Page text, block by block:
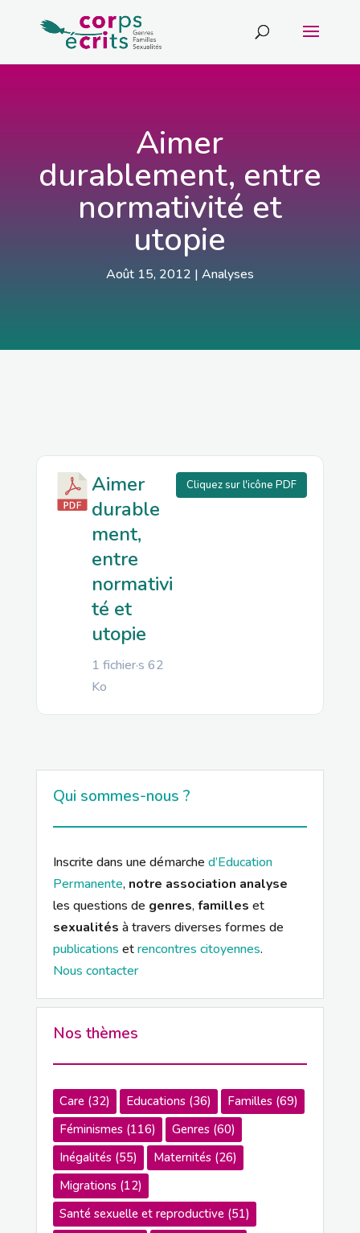
Aimer
durablement, entre
normativité et
utopie
Août 15, 2012 | Analyses
Aimer
durable
ment,
entre
normativi
té et
utopie
1 fichier·s 62
Ko
Cliquez sur l'icône PDF
Qui sommes-nous ?
Inscrite dans une démarche d’Education
Permanente, notre association analyse
les questions de genres,familles et
sexualités à travers diverses formes de
publications etrencontres citoyennes.
Nous contacter
Nos thèmes
Care(32) Educations(36) Familles(69)
Féminismes(116) Genres(60)
Inégalités(55) Maternités(26)
Migrations(12)
Santé sexuelle et reproductive(51)